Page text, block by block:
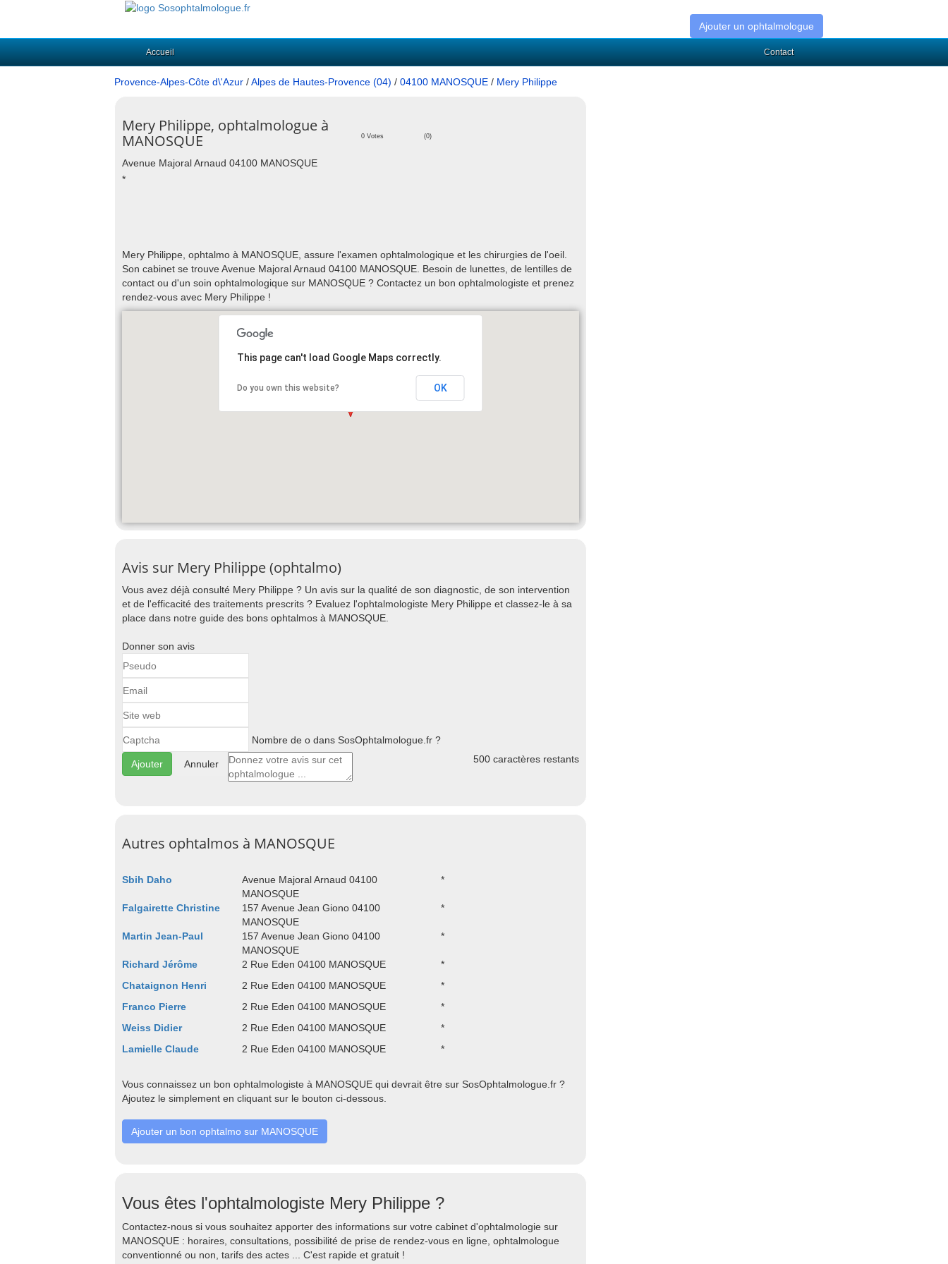
Ajouter un ophtalmologue
Accueil Contact
Provence-Alpes-Côte d\'Azur /Alpes de Hautes-Provence (04) / 04100 MANOSQUE / Mery Philippe
Mery Philippe, ophtalmologue à
MANOSQUE
0 Votes (0)
Avenue Majoral Arnaud 04100 MANOSQUE
*
Mery Philippe, ophtalmo à MANOSQUE, assure l'examen ophtalmologique et les chirurgies de l'oeil.
Son cabinet se trouve Avenue Majoral Arnaud 04100 MANOSQUE. Besoin de lunettes, de lentilles de
contact ou d'un soin ophtalmologique sur MANOSQUE ? Contactez un bon ophtalmologiste et prenez
rendez-vous avec Mery Philippe !
This page can't load Google Maps correctly.
Do you own this website? OK
Avis sur Mery Philippe (ophtalmo)
Vous avez déjà consulté Mery Philippe ? Un avis sur la qualité de son diagnostic, de son intervention
et de l'efficacité des traitements prescrits ? Evaluez l'ophtalmologiste Mery Philippe et classez-le à sa
place dans notre guide des bons ophtalmos à MANOSQUE.
Donner son avis
Nombre de o dans SosOphtalmologue.fr ?
Annuler 500 caractères restants
Autres ophtalmos à MANOSQUE
Sbih Daho
Avenue Majoral Arnaud 04100
MANOSQUE
*
Falgairette Christine
157 Avenue Jean Giono 04100
MANOSQUE
*
Martin Jean-Paul
157 Avenue Jean Giono 04100
MANOSQUE
*
Richard Jérôme 2 Rue Eden 04100 MANOSQUE
*
Chataignon Henri
2 Rue Eden 04100 MANOSQUE
*
Franco Pierre
2 Rue Eden 04100 MANOSQUE
*
Weiss Didier
2 Rue Eden 04100 MANOSQUE
*
Lamielle Claude
2 Rue Eden 04100 MANOSQUE *
Vous connaissez un bon ophtalmologiste à MANOSQUE qui devrait être sur SosOphtalmologue.fr ?
Ajoutez le simplement en cliquant sur le bouton ci-dessous.
Ajouter un bon ophtalmo sur MANOSQUE
Vous êtes l'ophtalmologiste Mery Philippe ?
Contactez-nous si vous souhaitez apporter des informations sur votre cabinet d'ophtalmologie sur
MANOSQUE : horaires, consultations, possibilité de prise de rendez-vous en ligne, ophtalmologue
conventionné ou non, tarifs des actes ... C'est rapide et gratuit !